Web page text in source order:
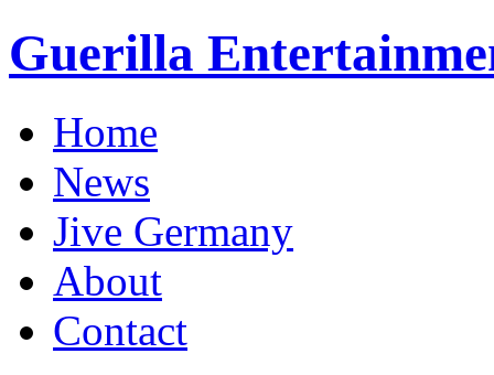
Guerilla
Home
News
Jive Germany
About
Contact